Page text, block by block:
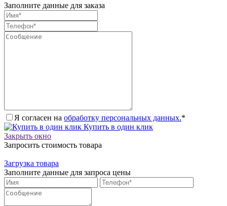
Заполните данные для заказа
Я согласен на обработку персональных данных.*
Купить в один клик
Закрыть окно
Запросить стоимость товара
Загрузка товара
Заполните данные для запроса цены